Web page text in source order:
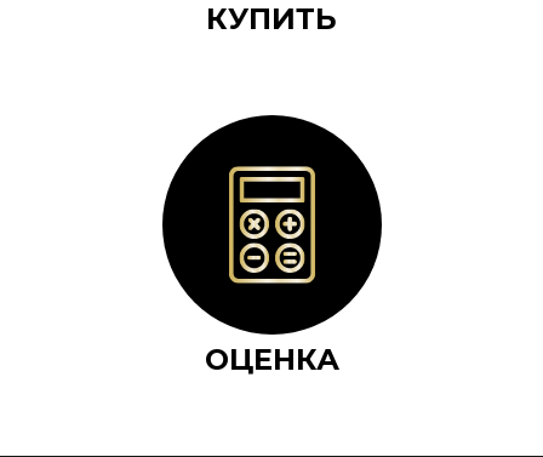
КУПИТЬ
ОЦЕНКА